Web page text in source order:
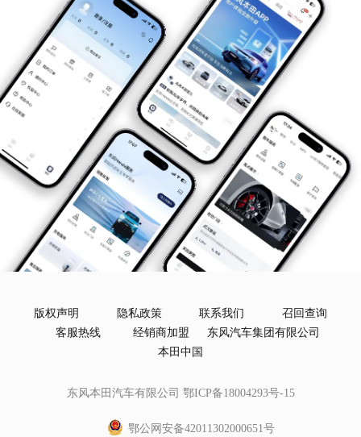
版权声明 隐私政策 联系我们
召回查询
客服热线
经销商加盟
东风汽车集团有限公司
本田中国
东风本田汽车有限公司 鄂ICP备18004293号-15
鄂公网安备42011302000651号